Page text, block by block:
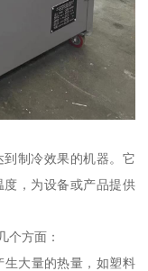
制冷效果的机器。它
，为设备或产品提供
个方面：
生大量的热量，如塑料